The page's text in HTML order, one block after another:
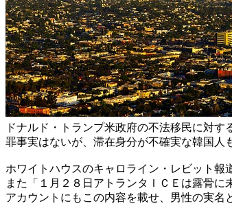
ドナルド・トランプ米政府の不法移民に対
罪事実はないが、滞在身分が不確実な韓国人
ホワイトハウスのキャロライン・レビット報
また「１月２８日アトランタＩＣＥは露骨
アカウントにもこの内容を載せ、男性の実名